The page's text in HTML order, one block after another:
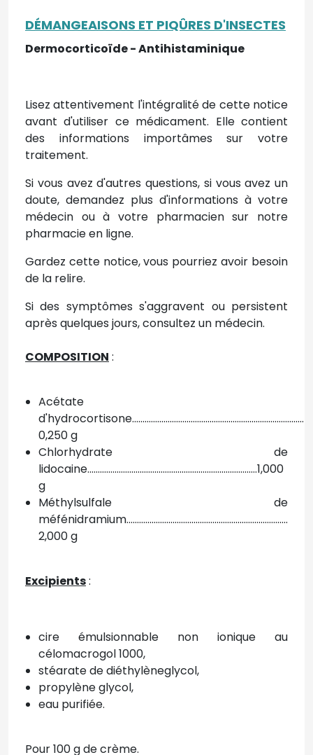
DÉMANGEAISONS ET PIQÛRES D'INSECTES
Dermocorticoïde - Antihistaminique
Lisez attentivement l'intégralité de cette notice
avant d'utiliser ce médicament. Elle contient
des informations importâmes sur votre
traitement.
Si vous avez d'autres questions, si vous avez un
doute, demandez plus d'informations à votre
médecin ou à votre pharmacien sur notre
pharmacie en ligne.
Gardez cette notice, vous pourriez avoir besoin
de la relire.
Si des symptômes s'aggravent ou persistent
après quelques jours, consultez un médecin.
COMPOSITION :
Acétate
d'hydrocortisone..................................................................................
0,250 g
Chlorhydrate de
lidocaine.................................................................................1,000
g
Méthylsulfale de
méfénidramium.............................................................................
2,000 g
Excipients:
cire émulsionnable non ionique au
célomacrogol 1000,
stéarate de diéthylèneglycol,
propylène glycol,
eau purifiée.
Pour 100 g de crème.